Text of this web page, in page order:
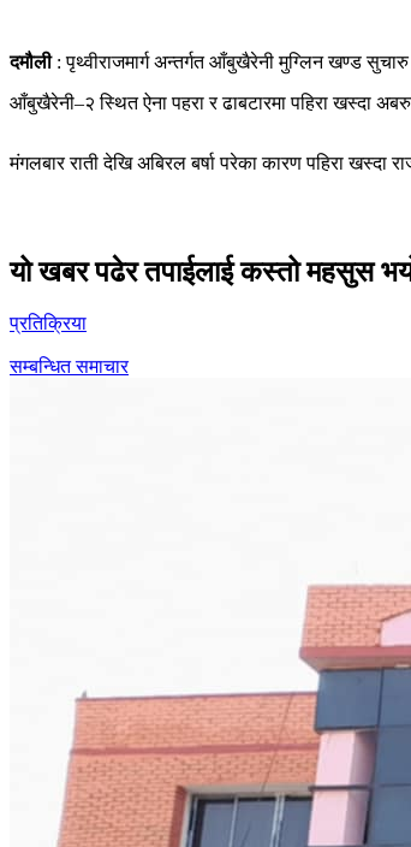
दमौली: पृथ्वीराजमार्ग अन्तर्गत आँबुखैरेनी मुग्लिन खण्ड
आँबुखैरेनी–२ स्थित ऐना पहरा र ढाबटारमा पहिरा खस्दा
मंगलबार राती देखि अबिरल बर्षा परेका कारण पहिरा खस्दा
यो खबर पढेर तपाईलाई कस्तो महसुस
प्रतिक्रिया
सम्बन्धित समाचार